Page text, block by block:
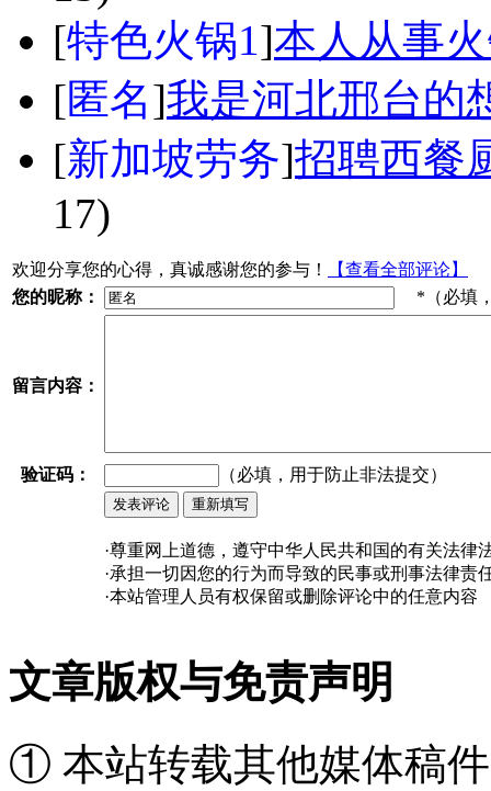
[特色火锅1 ]本人从事
[匿名]我是河北邢台的
[新加坡劳务]招聘西餐
17)
欢迎分享您的心得，真诚感谢您的参与！
【查看全部评论】
您的昵称：
*（必填
留言内容：
验证码： （必填，用于防止非法提交）
·尊重网上道德，遵守中华人民共和国的有关法律
·承担一切因您的行为而导致的民事或刑事法律责
·本站管理人员有权保留或删除评论中的任意内容
文章版权与免责声明
① 本站转载其他媒体稿